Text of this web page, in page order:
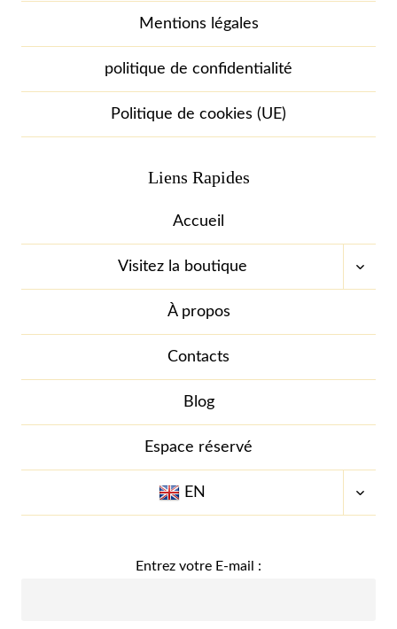
Mentions légales
politique de confidentialité
Politique de cookies (UE)
Liens Rapides
Accueil
Visitez la boutique
LE
MENU
À propos
Contacts
Blog
Espace réservé
EN
LE
MENU
Entrez votre E-mail :